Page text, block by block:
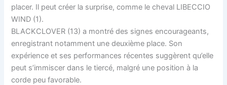
placer. Il peut créer la surprise, comme le cheval LIBECCIO
WIND (1).
BLACKCLOVER (13) a montré des signes encourageants,
enregistrant notamment une deuxième place. Son
expérience et ses performances récentes suggèrent qu’elle
peut s’immiscer dans le tiercé, malgré une position à la
corde peu favorable.